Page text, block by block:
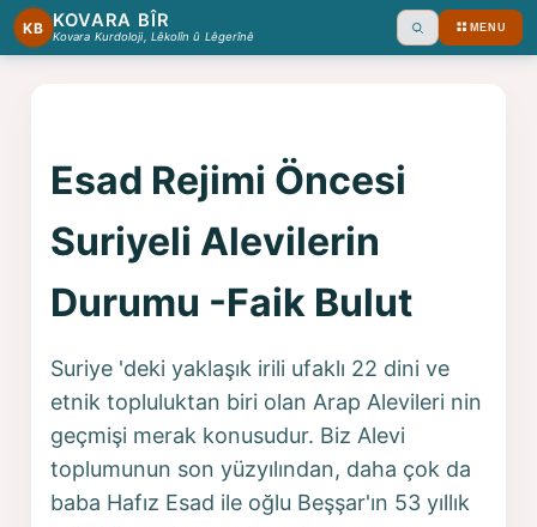
KB KOVARA BÎR
Kovara Kurdoloji, Lêkolîn û Lêgerînê Ara MENU
Esad Rejimi Öncesi
Suriyeli Alevilerin
Durumu -Faik Bulut
Suriye 'deki yaklaşık irili ufaklı 22 dini ve
etnik topluluktan biri olan Arap Alevileri nin
geçmişi merak konusudur. Biz Alevi
toplumunun son yüzyılından, daha çok da
baba Hafız Esad ile oğlu Beşşar'ın 53 yıllık